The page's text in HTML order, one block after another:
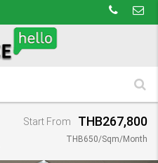
Start From THB267,800
THB650/Sqm/Month